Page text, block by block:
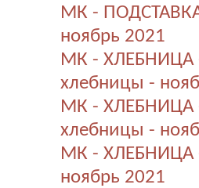
МК -
ноябрь 2021
МК - ХЛЕБНИЦА
хлебницы -
МК - ХЛЕБНИЦА
хлебницы -
МК - ХЛЕБНИЦА
ноябрь 2021